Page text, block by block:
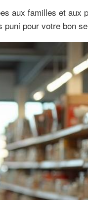
aux familles et aux
pour votre bon